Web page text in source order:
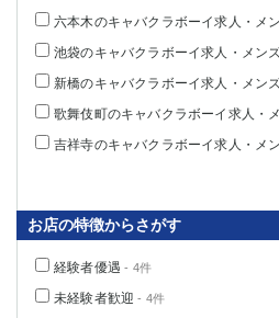
六本木のキャバクラボーイ求人・メ
池袋のキャバクラボーイ求人・メン
新橋のキャバクラボーイ求人・メン
歌舞伎町のキャバクラボーイ求人・
吉祥寺のキャバクラボーイ求人・メ
お店の特徴からさがす
経験者優遇 - 4件
未経験者歓迎 - 4件